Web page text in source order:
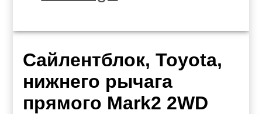
Сайлентблок, Toyota,
нижнего рычага
прямого Mark2 2WD